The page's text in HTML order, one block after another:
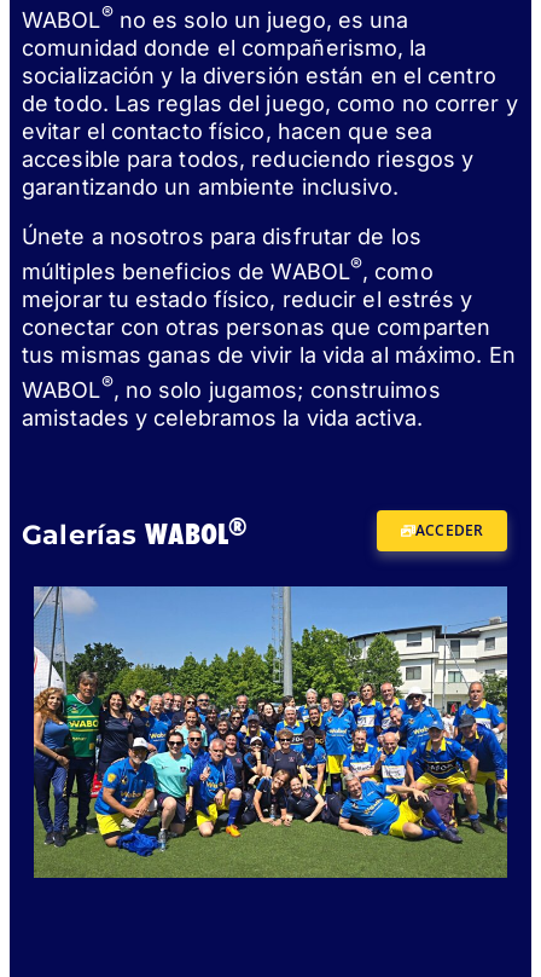
WABOL®no es solo un juego, es una
comunidad donde el compañerismo, la
socialización y la diversión están en el centro
de todo. Las reglas del juego, como no correr y
evitar el contacto físico, hacen que sea
accesible para todos, reduciendo riesgos y
garantizando un ambiente inclusivo.
Únete a nosotros para disfrutar de los
múltiples beneficios de WABOL®, como
mejorar tu estado físico, reducir el estrés y
conectar con otras personas que comparten
tus mismas ganas de vivir la vida al máximo. En
WABOL®, no solo jugamos; construimos
amistades y celebramos la vida activa.
GaleríasWABOL® ACCEDER